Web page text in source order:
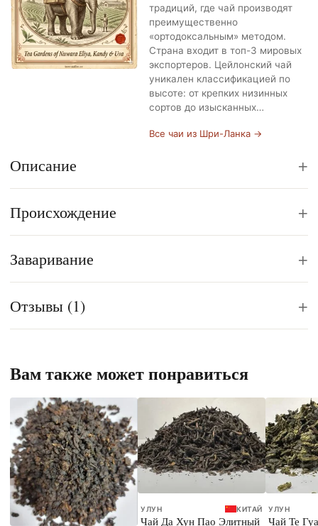
традиций, где чай производят
преимущественно
«ортодоксальным» методом.
Страна входит в топ-3 мировых
экспортеров. Цейлонский чай
уникален классификацией по
высоте: от крепких низинных
сортов до изысканных…
Все чаи из Шри-Ланка →
Описание +
Происхождение +
Заваривание +
Отзывы (1) +
Вам также может понравиться
УЛУН КИТАЙ
Чай Да Хун Пао Элитный
УЛУН
Чай Те